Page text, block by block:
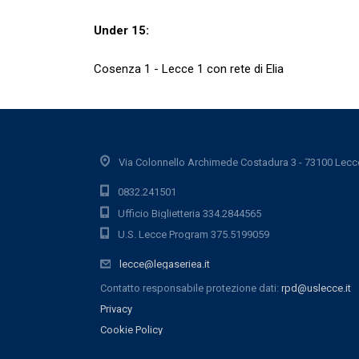
Under 15:
Cosenza 1 - Lecce 1 con rete di Elia
Via Colonnello Archimede Costadura 3 - 73100
0832.241501
Ufficio Biglietteria 334.2844565
U.S. Lecce Program 375.5199059
lecce@legaseriea.it
Contatto responsabile protezione dati: rpd@uslecce.it
Privacy
Cookie Policy